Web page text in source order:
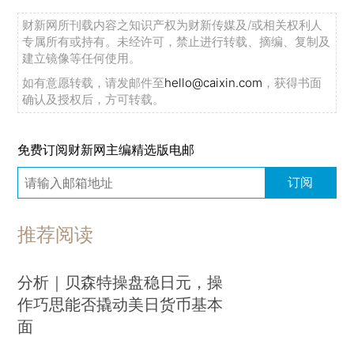
财新网所刊载内容之知识产权为财新传媒及/或相关权利人
专属所有或持有。未经许可，禁止进行转载、摘编、复制及
建立镜像等任何使用。
如有意愿转载，请发邮件至hello@caixin.com ，获得书面
确认及授权后，方可转载。
免费订阅财新网主编精选版电邮
订阅
推荐阅读
分析｜贝森特操盘稳日元，操
作巧思能否撬动美日货币基本
面